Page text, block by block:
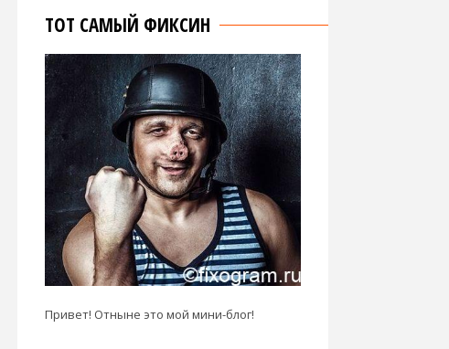
ТОТ САМЫЙ ФИКСИН
Привет! Отныне это мой мини-блог!